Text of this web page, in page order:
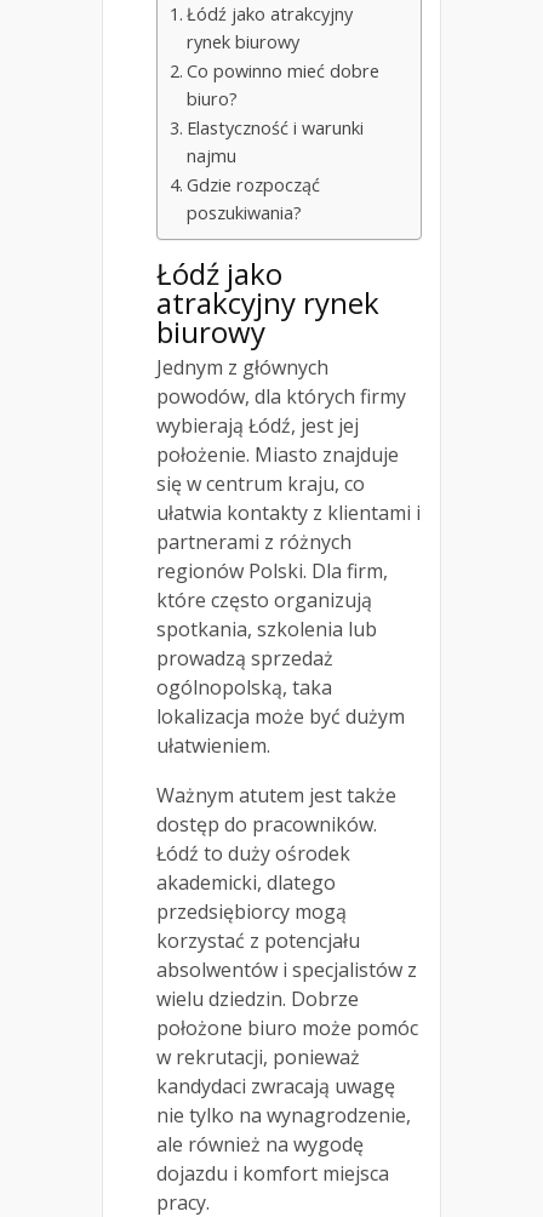
Łódź jako atrakcyjny
rynek biurowy
Co powinno mieć dobre
biuro?
Elastyczność i warunki
najmu
Gdzie rozpocząć
poszukiwania?
Łódź jako
atrakcyjny rynek
biurowy
Jednym z głównych
powodów, dla których firmy
wybierają Łódź, jest jej
położenie. Miasto znajduje
się w centrum kraju, co
ułatwia kontakty z klientami i
partnerami z różnych
regionów Polski. Dla firm,
które często organizują
spotkania, szkolenia lub
prowadzą sprzedaż
ogólnopolską, taka
lokalizacja może być dużym
ułatwieniem.
Ważnym atutem jest także
dostęp do pracowników.
Łódź to duży ośrodek
akademicki, dlatego
przedsiębiorcy mogą
korzystać z potencjału
absolwentów i specjalistów z
wielu dziedzin. Dobrze
położone biuro może pomóc
w rekrutacji, ponieważ
kandydaci zwracają uwagę
nie tylko na wynagrodzenie,
ale również na wygodę
dojazdu i komfort miejsca
pracy.